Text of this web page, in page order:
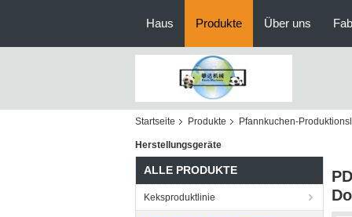
Haus Produkte Über uns
Startseite Produkte Pfannkuchen-
Herstellungsgeräte
ALLE PRODUKTE
Keksproduktlinie